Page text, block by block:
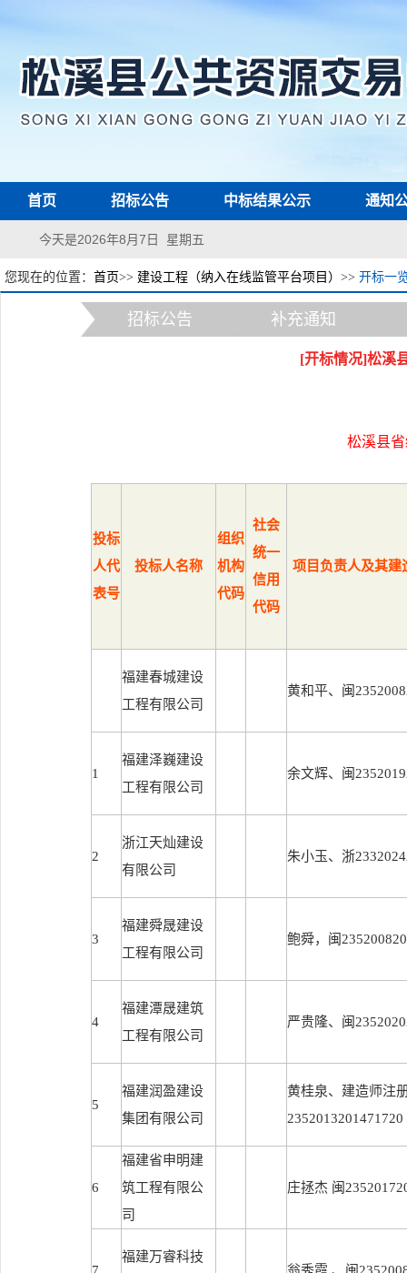
首页 招标公告 中标结果公示 通知
今天是2026年8月7日 星期五
您现在的位置： 首页>> 建设工程（纳入在线监管平台项目） >> 开标一
招标公告 补充通知
[开标情况]松溪
松溪县
投标
人代
表号
投标人名称
组织
机构
代码
社会
统一
信用
代码
项目负责人及其建
福建春城建设
工程有限公司
黄和平、闽
1
福建泽巍建设
工程有限公司
余文辉、闽
2
浙江天灿建设
有限公司
朱小玉、浙
3
福建舜晟建设
工程有限公司
鲍舜，闽
4
福建潭晟建筑
工程有限公司
严贵隆、闽
5
福建润盈建设
集团有限公司
黄桂泉、建造师注
2352013201471720
6
福建省申明建
筑工程有限公
司
庄拯杰 闽
福建万睿科技